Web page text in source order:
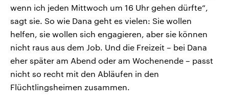
wenn ich jeden Mittwoch um 16 Uhr gehen dürfte“,
sagt sie. So wie Dana geht es vielen: Sie wollen
helfen, sie wollen sich engagieren, aber sie können
nicht raus aus dem Job. Und die Freizeit – bei Dana
eher später am Abend oder am Wochenende – passt
nicht so recht mit den Abläufen in den
Flüchtlingsheimen zusammen.